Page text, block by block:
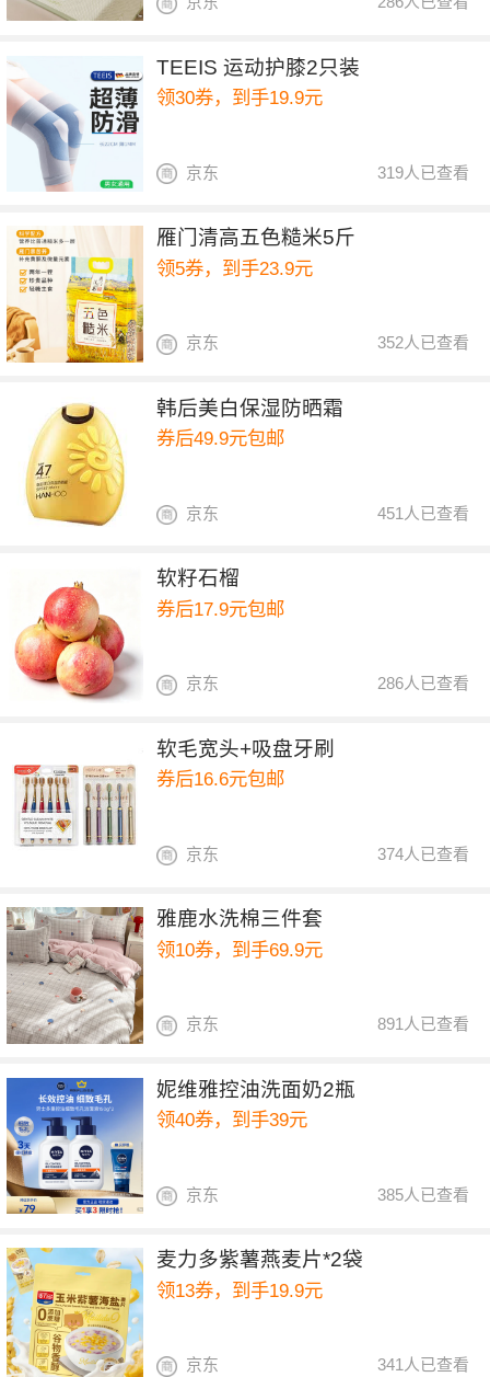
TEEIS 运动护膝2只装
领30券，到手19.9元
319人已查看
京东
雁门清高五色糙米5斤
领5券，到手23.9元
352人已查看
京东
韩后美白保湿防晒霜
券后49.9元包邮
451人已查看
京东
软籽石榴
券后17.9元包邮
286人已查看
京东
软毛宽头+吸盘牙刷
券后16.6元包邮
374人已查看
京东
雅鹿水洗棉三件套
领10券，到手69.9元
891人已查看
京东
妮维雅控油洗面奶2瓶
领40券，到手39元
385人已查看
京东
麦力多紫薯燕麦片*2袋
领13券，到手19.9元
341人已查看
京东